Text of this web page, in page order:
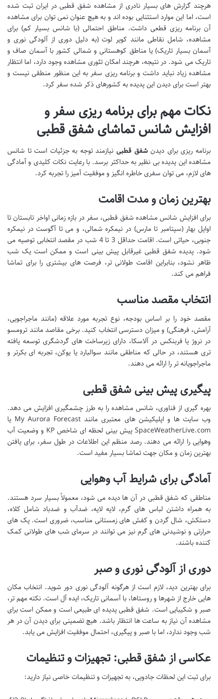
هرچند گزارش های بسیار نادری از مشاهده شفق قطبی در ایران ثبت شده
است، اما این موارد استثنایی بوده اند و به هیچ عنوان نمی توان برای مشاهده
آن برنامه ریزی قطعی داشت. مناطق احتمالی (با شانس بسیار کم) برای
مشاهده، شامل نقاطی مانند کویر لوت (به دلیل دوری از آلودگی نوری و
آسمان بسیار تاریک) یا مناطق کوهستانی و شمالی کشور با آسمان صاف و
تاریک می شود. در نتیجه، هرچند امکان تئوری مشاهده وجود دارد، اما انتظار
مشاهده زیاد نباید داشت و برنامه ریزی سفر به این منظور منطقی نیست و
بهتر است برای دیدن این پدیده به کشورهای ذکر شده سفر کرد.
نکات مهم برای برنامه ریزی سفر و
افزایش شانس تماشای شفق قطبی
برنامه ریزی برای دیدنشفق قطبینیازمند توجه به جزئیات است تا شانس
مشاهده این پدیده بی نظیر به حداکثر برسد. با رعایت نکات کلیدی و آمادگی
های لازم، می توان سفری خاطره انگیز و موفقیت آمیز را تجربه کرد.
بهترین زمان و مدت اقامت
برای افزایش شانس مشاهده شفق قطبی، سفر در بازه زمانی اواخر تابستان تا
اوایل بهار (سپتامبر تا مارس) در نیمکره شمالی، و می تا آگوست در نیمکره
جنوبی، حیاتی است. اقامت حداقل 3 تا 4 شب در مقصد انتخابی توصیه می
شود. پدیده شفق قطبی غیرقابل پیش بینی است و ممکن است یک شب
ظاهر نشود، بنابراین اقامت طولانی تر، فرصت های بیشتری را برای تماشا
فراهم می کند.
انتخاب مقصد مناسب
مقصد خود را بر اساس بودجه، نوع تجربه مورد علاقه (مانند ماجراجویی،
آرامش، فرهنگی) و میزان دسترسی انتخاب کنید. برخی مقاصد مانند ترومسو
در نروژ یا فربنکس در آلاسکا، دارای زیرساخت های گردشگری توسعه یافته
تری هستند، در حالی که مناطقی مانند سوالبارد یا یوکن، تجربه ای بکرتر و
ماجراجویانه تر را ارائه می دهند.
پیگیری پیش بینی شفق قطبی
بهره گیری از فناوری، شانس مشاهده را به طرز چشمگیری افزایش می دهد.
وب سایت ها و اپلیکیشن های معتبری مانند My Aurora Forecast یا
SpaceWeatherLive.com پیش بینی لحظه ای شاخص KP و وضعیت آب
وهوایی را ارائه می دهند. رصد منظم این اطلاعات در طول سفر، برای یافتن
بهترین زمان و مکان جهت تماشا بسیار مفید است.
آمادگی برای شرایط آب وهوایی
مناطقی که شفق قطبی در آن ها دیده می شود، معمولاً بسیار سرد هستند.
به همراه داشتن لباس های گرم، لایه لایه، ضدآب و ضدباد شامل کلاه،
دستکش، شال گردن و کفش های زمستانی مناسب، ضروری است. پک های
حرارتی و نوشیدنی های گرم نیز می توانند در سرمای شب های طولانی کمک
کننده باشند.
دوری از آلودگی نوری و صبر
برای بهترین دید، لازم است از هرگونه آلودگی نوری دور شوید. انتخاب مکان
هایی خارج از شهرها و روستاها، با آسمانی تاریک، ایده آل است. نکته مهم تر،
صبر و شکیبایی است. شفق قطبی پدیده ای طبیعی است و ممکن است برای
مشاهده آن نیاز به ساعت ها انتظار باشد. هیچ تضمینی برای دیدن آن در هر
شب وجود ندارد، اما با صبر و پیگیری، احتمال موفقیت افزایش می یابد.
عکاسی از شفق قطبی: تجهیزات و تنظیمات
برای ثبت این لحظات جادویی، به تجهیزات و تنظیمات خاصی نیاز دارید: